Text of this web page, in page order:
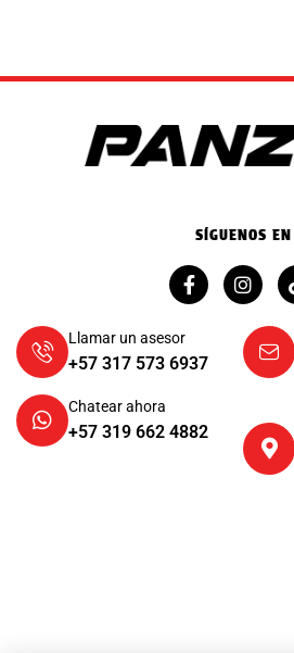
SÍGUENOS EN
Llamar un asesor
+57 317 573 6937
Chatear ahora
+57 319 662 4882